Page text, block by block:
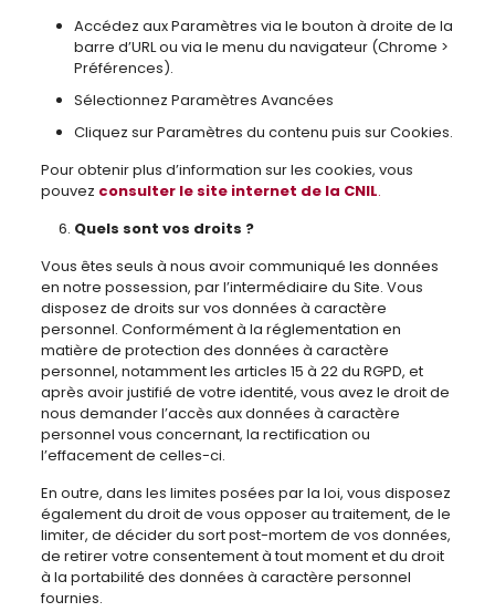
Accédez aux Paramètres via le bouton à droite de la
barre d’URL ou via le menu du navigateur (Chrome >
Préférences).
Sélectionnez Paramètres Avancées
Cliquez sur Paramètres du contenu puis sur Cookies.
Pour obtenir plus d’information sur les cookies, vous
pouvez consulter le site internet de la CNIL.
Quels sont vos droits ?
Vous êtes seuls à nous avoir communiqué les données
en notre possession, par l’intermédiaire du Site. Vous
disposez de droits sur vos données à caractère
personnel. Conformément à la réglementation en
matière de protection des données à caractère
personnel, notamment les articles 15 à 22 du RGPD, et
après avoir justifié de votre identité, vous avez le droit de
nous demander l’accès aux données à caractère
personnel vous concernant, la rectification ou
l’effacement de celles-ci.
En outre, dans les limites posées par la loi, vous disposez
également du droit de vous opposer au traitement, de le
limiter, de décider du sort post-mortem de vos données,
de retirer votre consentement à tout moment et du droit
à la portabilité des données à caractère personnel
fournies.